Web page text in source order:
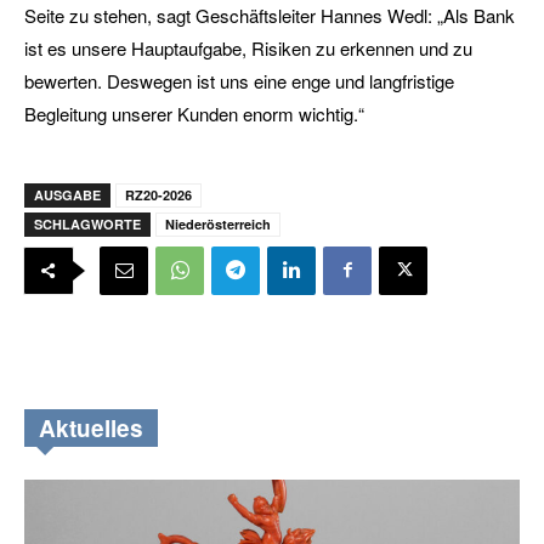
Seite zu stehen, sagt Geschäftsleiter Hannes Wedl: „Als Bank
ist es unsere Hauptaufgabe, Risiken zu erkennen und zu
bewerten. Deswegen ist uns eine enge und langfristige
Begleitung unserer Kunden enorm wichtig.“
AUSGABE
RZ20-2026
SCHLAGWORTE
Niederösterreich
Aktuelles